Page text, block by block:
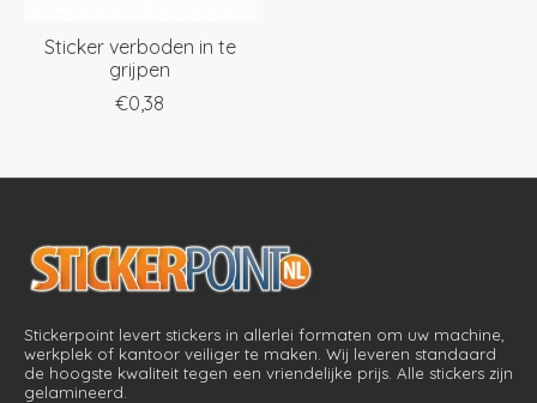
Sticker verboden in te
grijpen
€0,38
Stickerpoint levert stickers in allerlei formaten om uw machine,
werkplek of kantoor veiliger te maken. Wij leveren standaard
de hoogste kwaliteit tegen een vriendelijke prijs. Alle stickers zijn
gelamineerd.